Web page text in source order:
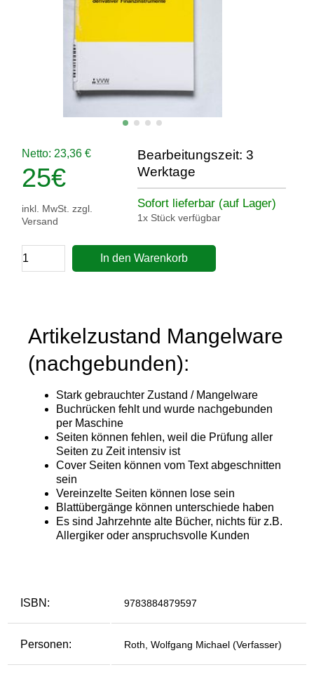
Netto: 23,36 €
25€
inkl. MwSt. zzgl.
Versand
In den Warenkorb
Bearbeitungszeit: 3
Werktage
Sofort lieferbar (auf Lager)
1x Stück verfügbar
ISBN: 9783884879597
Personen: Roth, Wolfgang Michael (Verfasser)